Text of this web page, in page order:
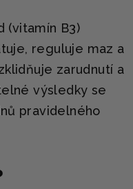
(vitamín B3)
reguluje maz a
zarudnutí a
výsledky se
pravidelného